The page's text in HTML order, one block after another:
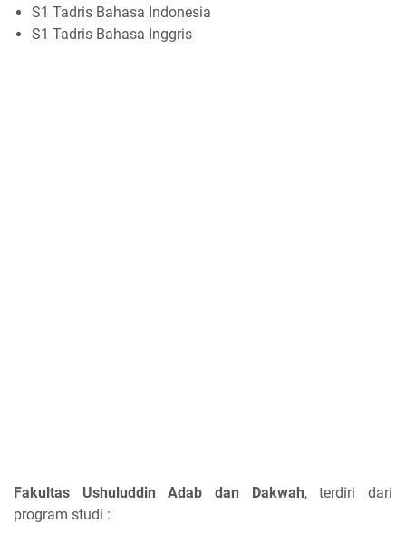
S1 Tadris Bahasa Indonesia
S1 Tadris Bahasa Inggris
Fakultas Ushuluddin Adab dan Dakwah, terdiri dari
program studi :